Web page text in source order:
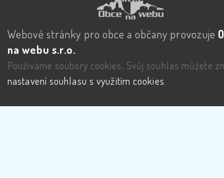
Webové stránky pro obce a občany provozuje
na webu s.r.o.
Používáme soubory cookies. Svůj souhlas můžete
nastavení souhlasu s využitím cookies.